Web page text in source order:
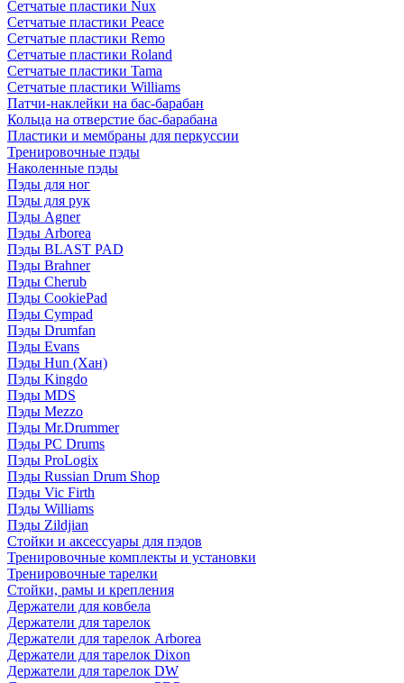
Сетчатые пластики Nux
Сетчатые пластики Peace
Сетчатые пластики Remo
Сетчатые пластики Roland
Сетчатые пластики Tama
Сетчатые пластики Williams
Патчи-наклейки на бас-барабан
Кольца на отверстие бас-барабана
Пластики и мембраны для перкуссии
Тренировочные пэды
Наколенные пэды
Пэды для ног
Пэды для рук
Пэды Agner
Пэды Arborea
Пэды BLAST PAD
Пэды Brahner
Пэды Cherub
Пэды CookiePad
Пэды Cympad
Пэды Drumfan
Пэды Evans
Пэды Hun (Хан)
Пэды Kingdo
Пэды MDS
Пэды Mezzo
Пэды Mr.Drummer
Пэды PC Drums
Пэды ProLogix
Пэды Russian Drum Shop
Пэды Vic Firth
Пэды Williams
Пэды Zildjian
Стойки и аксессуары для пэдов
Тренировочные комплекты и установки
Тренировочные тарелки
Стойки, рамы и крепления
Держатели для ковбела
Держатели для тарелок
Держатели для тарелок Arborea
Держатели для тарелок Dixon
Держатели для тарелок DW